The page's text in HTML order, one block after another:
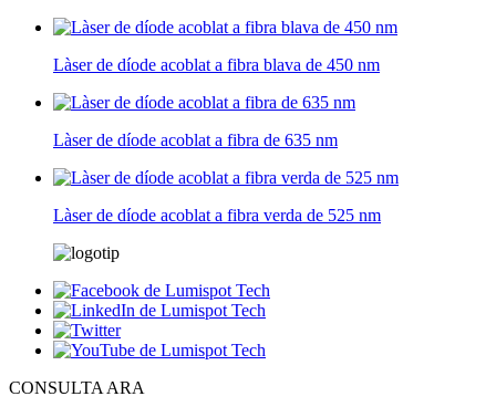
Làser de díode acoblat a fibra blava de 450 nm
Làser de díode acoblat a fibra de 635 nm
Làser de díode acoblat a fibra verda de 525 nm
CONSULTA ARA